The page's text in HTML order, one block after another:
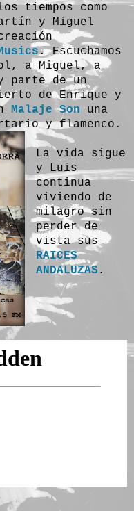
tiempos como
y Miguel
. Escuchamos
a Miguel, a
parte de un
de Enrique y
Malaje Son una
y flamenco.
La vida sigue
y Luis
continua
viviendo de
milagro sin
perder de
vista sus
RAICES
ANDALUZAS .